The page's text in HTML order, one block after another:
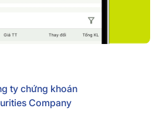
ty chứng khoán
Company